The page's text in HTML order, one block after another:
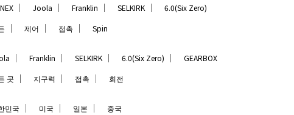
｜ Joola ｜ Franklin ｜ SELKIRK ｜ 6.0(Six Zero)
｜ 제어 ｜ 접촉 ｜ Spin
｜ Franklin ｜ SELKIRK ｜ 6.0(Six Zero) ｜ GEARBOX
곳 ｜ 지구력 ｜ 접촉 ｜ 회전
민국 ｜ 미국 ｜ 일본 ｜ 중국